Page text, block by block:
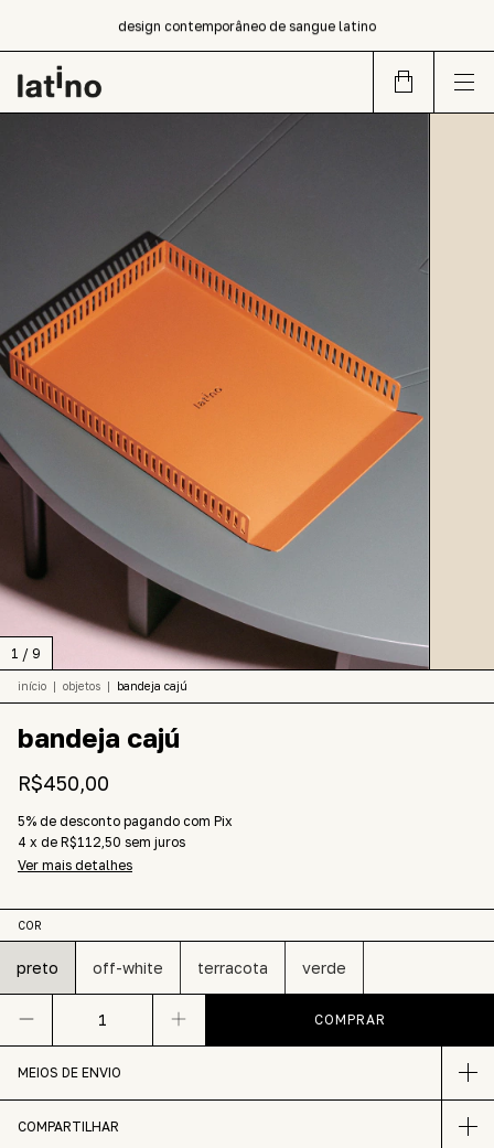
design contemporâneo de sangue latino
newsletter!! cadastre-se e receba um cupom para primeira
1 / 9
início | objetos | bandeja cajú
bandeja cajú
R$450,00
5% de desconto pagando com Pix
4 x de R$112,50 sem juros
Ver mais detalhes
COR
preto off-white terracota verde
MEIOS DE ENVIO
COMPARTILHAR